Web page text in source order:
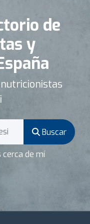
de
y
Buscar
de mí